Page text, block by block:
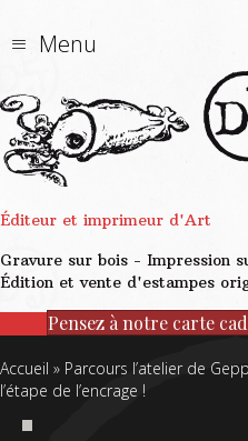
Menu
Éditeur et imprimeur d'Art
Gravure sur bois - Impression
Édition et vente d'estampes
Pensez à notre carte
Accueil » Parcours l’atelier de
l’étape de l’encrage !